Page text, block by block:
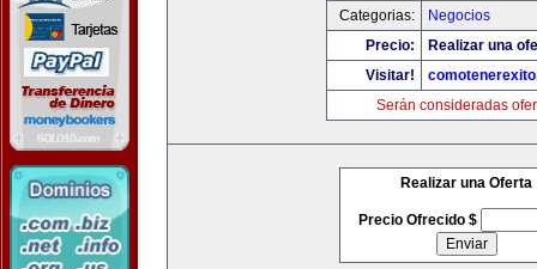
Categorias:
Negocios
Precio:
Realizar una
Visitar!
Serán consideradas
Realizar una Oferta
Precio Ofrecido $